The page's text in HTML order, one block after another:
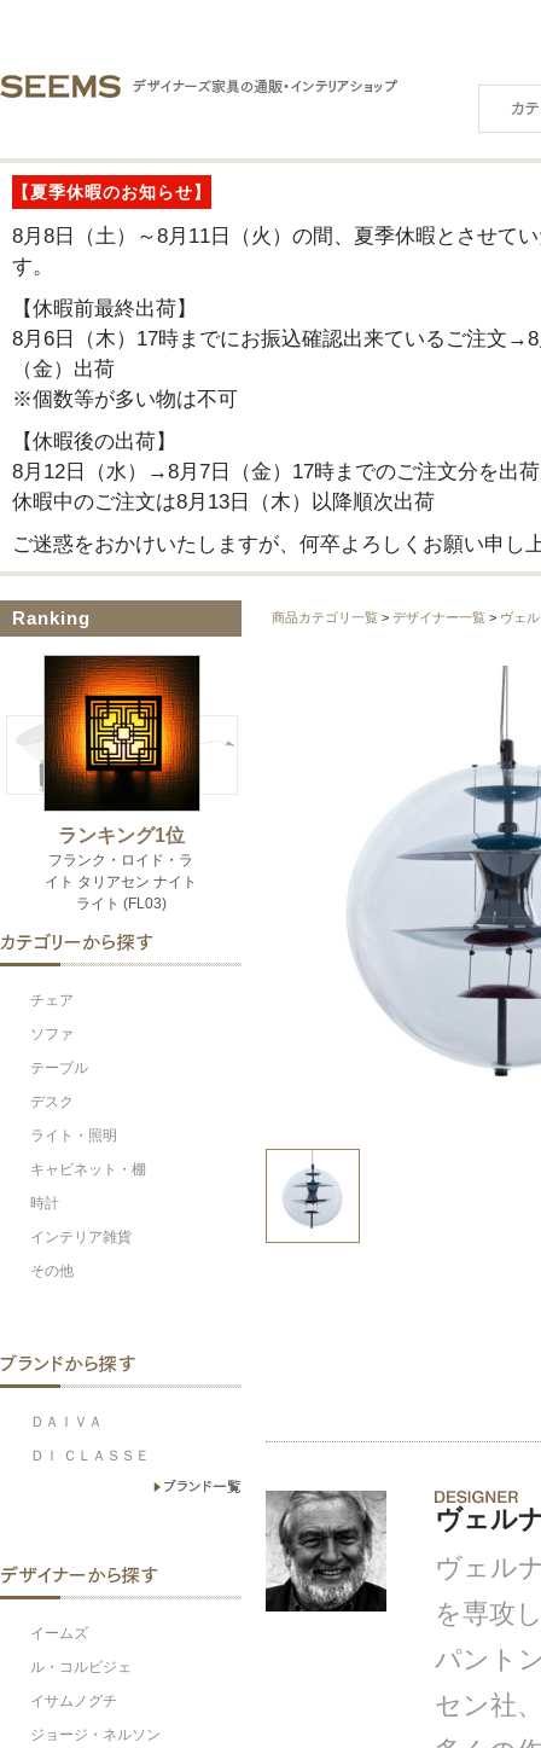
【夏季休暇のお知らせ】
8月8日（土）～8月11日（火）の間、夏季休暇とさせて
す。
【休暇前最終出荷】
8月6日（木）17時までにお振込確認出来ているご注文
（金）出荷
※個数等が多い物は不可
【休暇後の出荷】
8月12日（水）→8月7日（金）17時までのご注文分を出荷
休暇中のご注文は8月13日（木）以降順次出荷
ご迷惑をおかけいたしますが、何卒よろしくお願い申し
Ranking
チェア
ソファ
テーブル
デスク
ライト・照明
キャビネット・棚
時計
インテリア雑貨
その他
ＤＡＩＶＡ
ＤＩ ＣＬＡＳＳＥ
イームズ
ル・コルビジェ
イサムノグチ
ジョージ・ネルソン
商品カテゴリ一覧 > デザイナー一覧 > ヴェ
ヴェル
ヴェル
を専攻
パント
セン社